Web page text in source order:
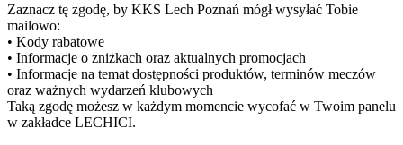
Zaznacz tę zgodę, by KKS Lech Poznań mógł wysyłać Tobie
mailowo:
• Kody rabatowe
• Informacje o zniżkach oraz aktualnych promocjach
• Informacje na temat dostępności produktów, terminów meczów
oraz ważnych wydarzeń klubowych
Taką zgodę możesz w każdym momencie wycofać w Twoim panelu
w zakładce LECHICI.